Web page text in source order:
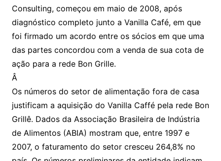
Consulting, começou em maio de 2008, após
diagnóstico completo junto a Vanilla Café, em que
foi firmado um acordo entre os sócios em que uma
das partes concordou com a venda de sua cota de
ação para a rede Bon Grille.
Â
Os números do setor de alimentação fora de casa
justificam a aquisição do Vanilla Caffé pela rede Bon
Grillê. Dados da Associação Brasileira de Indústria
de Alimentos (ABIA) mostram que, entre 1997 e
2007, o faturamento do setor cresceu 264,8% no